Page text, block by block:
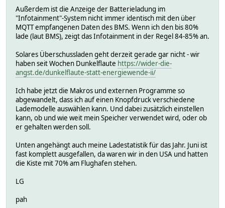
Außerdem ist die Anzeige der Batterieladung im
"Infotainment"-System nicht immer identisch mit den über
MQTT empfangenen Daten des BMS. Wenn ich den bis 80%
lade (laut BMS), zeigt das Infotainment in der Regel 84-85% an.
Solares Überschussladen geht derzeit gerade gar nicht - wir
haben seit Wochen Dunkelflaute https://wider-die-
angst.de/dunkelflaute-statt-energiewende-ii/
Ich habe jetzt die Makros und externen Programme so
abgewandelt, dass ich auf einen Knopfdruck verschiedene
Lademodelle auswählen kann. Und dabei zusätzlich einstellen
kann, ob und wie weit mein Speicher verwendet wird, oder ob
er gehalten werden soll.
Unten angehängt auch meine Ladestatistik für das Jahr. Juni ist
fast komplett ausgefallen, da waren wir in den USA und hatten
die Kiste mit 70% am Flughafen stehen.
LG
pah